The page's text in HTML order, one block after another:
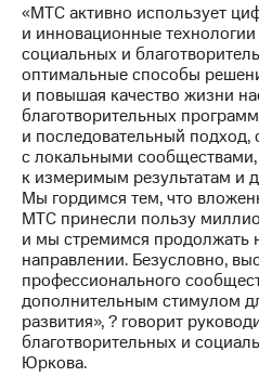
информации
Информация
акционерам
Документы
ПАО
"МТС"
Собрания
акционеров
Личный
кабинет
акционера
Акционерный
капитал
Контроль
и
аудит
Рынок
«МТС активно использует
и инновационные
социальных и
оптимальные способы
и повышая качество жизни
благотворительных
и последовательный подход,
с локальными
к измеримым результатам и
Мы гордимся тем, что
МТС принесли пользу
и мы стремимся продолжать
направлении. Безусловно,
профессионального
дополнительным стимулом
развития», ? говорит
благотворительных и
Юркова.